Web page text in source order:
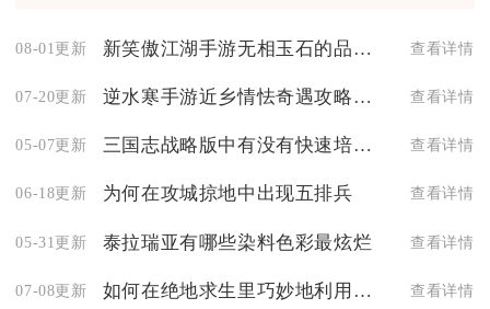
08-01更新 新笑傲江湖手游无相玉石的品质分为几个等级 查看详情
07-20更新 逆水寒手游近乡情怯奇遇攻略有没有秘籍 查看详情
05-07更新 三国志战略版中有没有快速培养将角色的方法 查看详情
06-18更新 为何在攻城掠地中出现五排兵 查看详情
05-31更新 泰拉瑞亚有哪些染料色彩最炫烂 查看详情
07-08更新 如何在绝地求生里巧妙地利用握雷子 查看详情